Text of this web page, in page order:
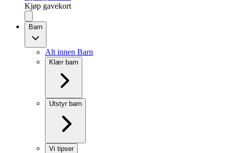
Kjøp gavekort
Barn
Alt innen Barn
Klær barn
Utstyr barn
Vi tipser